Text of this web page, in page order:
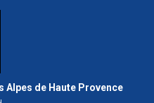
Alpes de Haute Provence